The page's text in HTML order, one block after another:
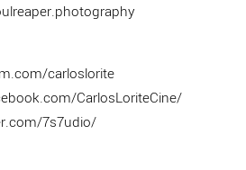
carloslorite
CarlosLoriteCine/
7s7udio/